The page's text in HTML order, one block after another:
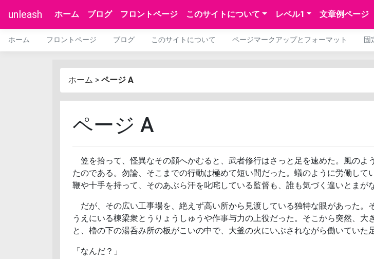
unleash ホーム ブログ フロントページ このサイトについて レベル1 文章例ページ
ホーム フロントページ ブログ このサイトについて ページマークアップとフォーマット 固
ホーム > ページ A
ページ A
笠を拾って、怪異なその顔へかむると、武者修行はさっと足を速めた。風のよ
たのである。勿論、そこまでの行動は極めて短い間だった。蟻のように労働して
鞭や十手を持って、そのあぶら汗を叱咤している監督も、誰も気づく遑いとまが
だが、その広い工事場を、絶えず高い所から見渡している独特な眼があった。
うえにいる棟梁衆とうりょうしゅうや作事与力の上役だった。そこから突然、大
と、櫓の下の湯呑み所の板がこいの中で、大釜の火にいぶされながら働いていた
「なんだ？」